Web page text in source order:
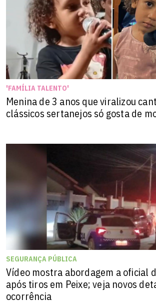
'FAMÍLIA TALENTO'
Menina de 3 anos que viralizou
clássicos sertanejos só gosta de
SEGURANÇA PÚBLICA
Vídeo mostra abordagem a oficial
após tiros em Peixe; veja novos
ocorrência